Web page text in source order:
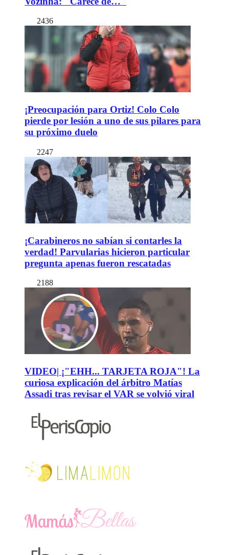
2436
¡Preocupación para Ortiz! Colo Colo
pierde por lesión a uno de sus pilares para
su próximo duelo
2247
¡Carabineros no sabían si contarles la
verdad! Parvularias hicieron particular
pregunta apenas fueron rescatadas
2188
VIDEO| ¡"EHH... TARJETA ROJA"! La
curiosa explicación del árbitro Matías
Assadi tras revisar el VAR se volvió viral